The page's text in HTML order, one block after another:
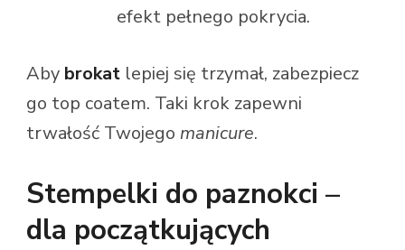
efekt pełnego pokrycia.
Aby brokat lepiej się trzymał, zabezpiecz
go top coatem. Taki krok zapewni
trwałość Twojego manicure.
Stempelki do paznokci –
dla początkujących